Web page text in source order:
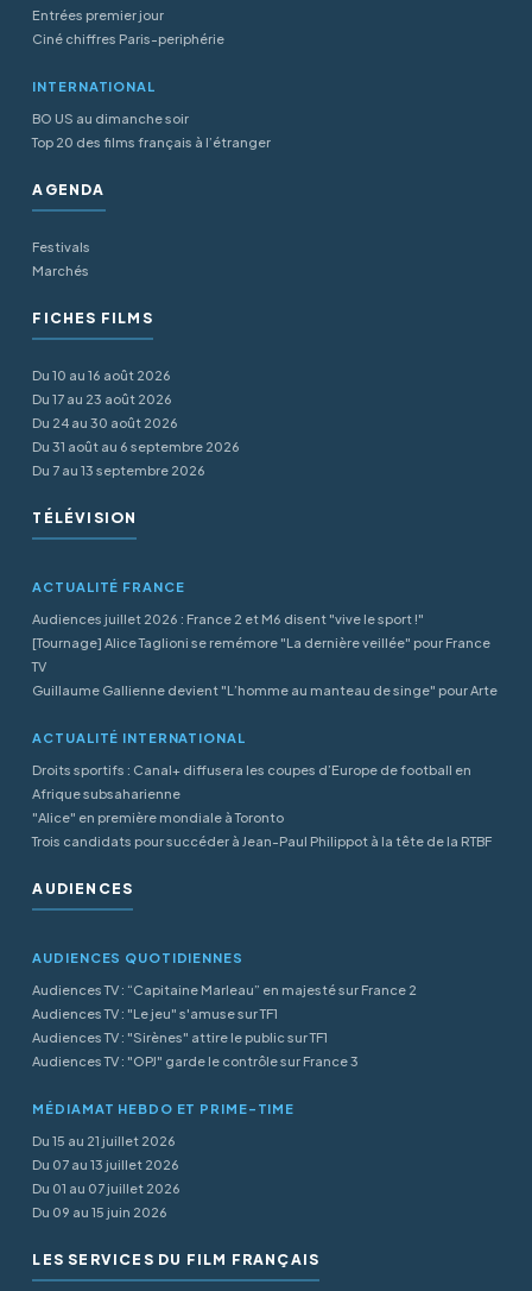
Entrées premier jour
Ciné chiffres Paris-periphérie
INTERNATIONAL
BO US au dimanche soir
Top 20 des films français à l’étranger
AGENDA
Festivals
Marchés
FICHES FILMS
Du 10 au 16 août 2026
Du 17 au 23 août 2026
Du 24 au 30 août 2026
Du 31 août au 6 septembre 2026
Du 7 au 13 septembre 2026
TÉLÉVISION
ACTUALITÉ FRANCE
Audiences juillet 2026 : France 2 et M6 disent "vive le sport !"
[Tournage] Alice Taglioni se remémore "La dernière veillée" pour France
TV
Guillaume Gallienne devient "L’homme au manteau de singe" pour Arte
ACTUALITÉ INTERNATIONAL
Droits sportifs : Canal+ diffusera les coupes d’Europe de football en
Afrique subsaharienne
"Alice" en première mondiale à Toronto
Trois candidats pour succéder à Jean-Paul Philippot à la tête de la RTBF
AUDIENCES
AUDIENCES QUOTIDIENNES
Audiences TV : “Capitaine Marleau” en majesté sur France 2
Audiences TV : "Le jeu" s'amuse sur TF1
Audiences TV : "Sirènes" attire le public sur TF1
Audiences TV : "OPJ" garde le contrôle sur France 3
MÉDIAMAT HEBDO ET PRIME-TIME
Du 15 au 21 juillet 2026
Du 07 au 13 juillet 2026
Du 01 au 07 juillet 2026
Du 09 au 15 juin 2026
LES SERVICES DU FILM FRANÇAIS